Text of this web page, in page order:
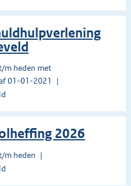
m heden met
01-01-2021
2026
m heden